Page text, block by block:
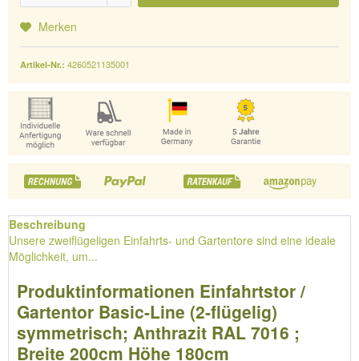
Merken
Artikel-Nr.: 4260521135001
Beschreibung
Unsere zweiflügeligen Einfahrts- und Gartentore sind eine ideale
Möglichkeit, um...
Produktinformationen Einfahrtstor /
Gartentor Basic-Line (2-flügelig)
symmetrisch; Anthrazit RAL 7016 ;
Breite 200cm Höhe 180cm